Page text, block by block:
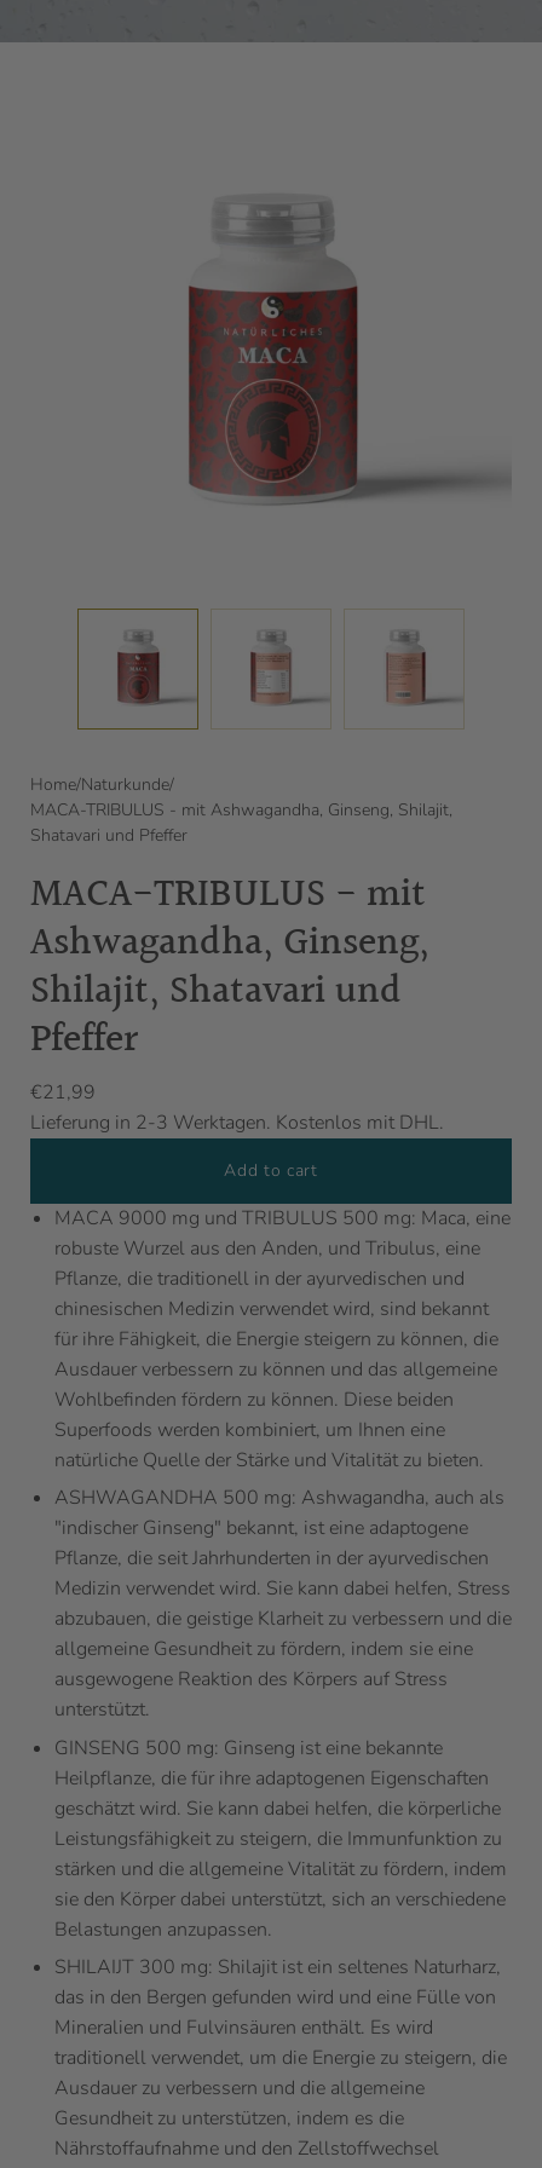
Home/Naturkunde/
MACA-TRIBULUS - mit Ashwagandha, Ginseng, Shilajit,
Shatavari und Pfeffer
MACA-TRIBULUS - mit
Ashwagandha, Ginseng,
Shilajit, Shatavari und
Pfeffer
€21,99
Lieferung in 2-3 Werktagen. Kostenlos mit DHL.
Add to cart
MACA 9000 mg und TRIBULUS 500 mg: Maca, eine
robuste Wurzel aus den Anden, und Tribulus, eine
Pflanze, die traditionell in der ayurvedischen und
chinesischen Medizin verwendet wird, sind bekannt
für ihre Fähigkeit, die Energie steigern zu können, die
Ausdauer verbessern zu können und das allgemeine
Wohlbefinden fördern zu können. Diese beiden
Superfoods werden kombiniert, um Ihnen eine
natürliche Quelle der Stärke und Vitalität zu bieten.
ASHWAGANDHA 500 mg: Ashwagandha, auch als
"indischer Ginseng" bekannt, ist eine adaptogene
Pflanze, die seit Jahrhunderten in der ayurvedischen
Medizin verwendet wird. Sie kann dabei helfen, Stress
abzubauen, die geistige Klarheit zu verbessern und die
allgemeine Gesundheit zu fördern, indem sie eine
ausgewogene Reaktion des Körpers auf Stress
unterstützt.
GINSENG 500 mg: Ginseng ist eine bekannte
Heilpflanze, die für ihre adaptogenen Eigenschaften
geschätzt wird. Sie kann dabei helfen, die körperliche
Leistungsfähigkeit zu steigern, die Immunfunktion zu
stärken und die allgemeine Vitalität zu fördern, indem
sie den Körper dabei unterstützt, sich an verschiedene
Belastungen anzupassen.
SHILAIJT 300 mg: Shilajit ist ein seltenes Naturharz,
das in den Bergen gefunden wird und eine Fülle von
Mineralien und Fulvinsäuren enthält. Es wird
traditionell verwendet, um die Energie zu steigern, die
Ausdauer zu verbessern und die allgemeine
Gesundheit zu unterstützen, indem es die
Nährstoffaufnahme und den Zellstoffwechsel